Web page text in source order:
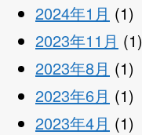
2024年1月 (1)
2023年11月 (1)
2023年8月 (1)
2023年6月 (1)
2023年4月 (1)